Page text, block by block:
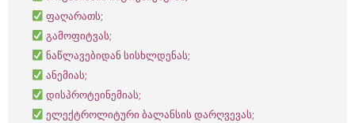
ფაღარათს;
გამოფიტვას;
ნაწლავებიდან სისხლდენას;
ანემიას;
დისპროტეინემიას;
ელექტროლიტური ბალანსის დარღვევას;